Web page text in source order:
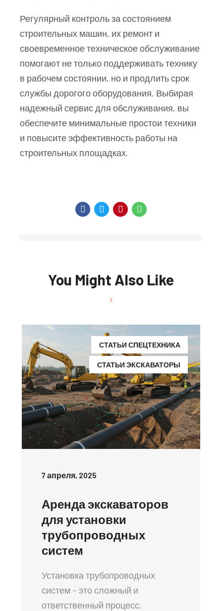
Регулярный контроль за состоянием
строительных машин, их ремонт и
своевременное техническое обслуживание
помогают не только поддерживать технику
в рабочем состоянии, но и продлить срок
службы дорогого оборудования. Выбирая
надежный сервис для обслуживания, вы
обеспечите минимальные простои техники
и повысите эффективность работы на
строительных площадках.
You Might Also Like
СТАТЬИ СПЕЦТЕХНИКА
СТАТЬИ ЭКСКАВАТОРЫ
7 апреля, 2025
Аренда экскаваторов
для установки
трубопроводных
систем
Установка трубопроводных
систем – это сложный и
ответственный процесс,